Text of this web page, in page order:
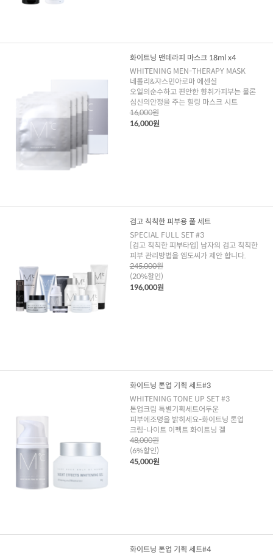
화이트닝 맨테라피 마스크 18ml x4
WHITENING MEN-THERAPY MASK
네롤리&쟈스민아로마 에센셜
오일의순수하고 편안한 향취가피부는 물론
심신의안정을 주는 힐링 마스크 시트
16,000원
16,000원
검고 칙칙한 피부용 풀 세트
SPECIAL FULL SET #3
[검고 칙칙한 피부타입] 남자의 검고 칙칙한
피부 관리방법을 엠도씨가 제안 합니다.
245,000원
(20%할인)
196,000원
화이트닝 톤업 기획 세트#3
WHITENING TONE UP SET #3
톤업크림 특별기획세트어두운
피부에조명을 밝히세요-화이트닝 톤업
크림-나이트 이펙트 화이트닝 겔
48,000원
(6%할인)
45,000원
화이트닝 톤업 기획 세트#4